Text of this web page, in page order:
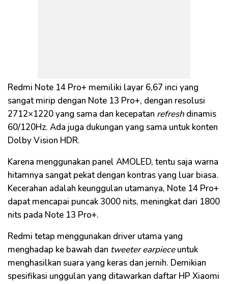
Redmi Note 14 Pro+ memiliki layar 6,67 inci yang
sangat mirip dengan Note 13 Pro+, dengan resolusi
2712×1220 yang sama dan kecepatan refresh dinamis
60/120Hz. Ada juga dukungan yang sama untuk konten
Dolby Vision HDR.
Karena menggunakan panel AMOLED, tentu saja warna
hitamnya sangat pekat dengan kontras yang luar biasa.
Kecerahan adalah keunggulan utamanya, Note 14 Pro+
dapat mencapai puncak 3000 nits, meningkat dari 1800
nits pada Note 13 Pro+.
Redmi tetap menggunakan driver utama yang
menghadap ke bawah dan tweeter earpieceuntuk
menghasilkan suara yang keras dan jernih. Demikian
spesifikasi unggulan yang ditawarkan daftar HP Xiaomi